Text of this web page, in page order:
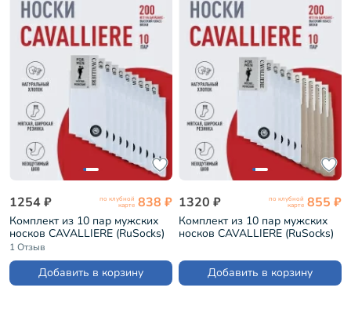
1254 ₽ по клубной
карте 838 ₽
Комплект из 10 пар мужских
носков CAVALLIERE (RuSocks)
БЕЛЫЕ (С-330/1-10)
1 Отзыв
Добавить в корзину
1320 ₽ по клубной
карте 855 ₽
Комплект из 10 пар мужских
носков CAVALLIERE (RuSocks)
Добавить в корзину